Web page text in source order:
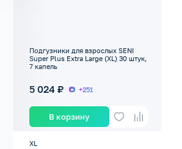
Подгузники для взрослых SENI
Super Plus Extra Large (XL) 30 штук,
7 капель
5 024 ₽ +251
В корзину
XL